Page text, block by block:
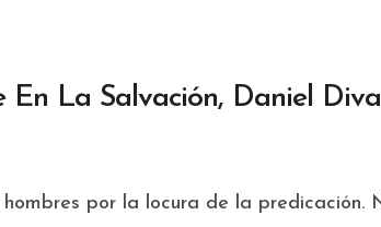
En La Salvación, Daniel
hombres por la locura de la predicación.